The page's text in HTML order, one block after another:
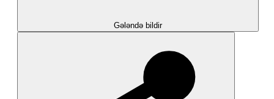
Gələndə bildir